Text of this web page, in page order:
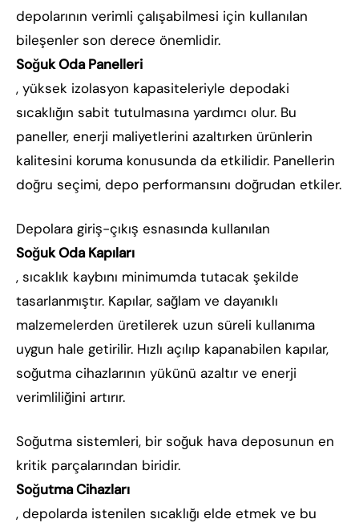
depolarının verimli çalışabilmesi için kullanılan
bileşenler son derece önemlidir.
Soğuk Oda Panelleri
, yüksek izolasyon kapasiteleriyle depodaki
sıcaklığın sabit tutulmasına yardımcı olur. Bu
paneller, enerji maliyetlerini azaltırken ürünlerin
kalitesini koruma konusunda da etkilidir. Panellerin
doğru seçimi, depo performansını doğrudan etkiler.
Depolara giriş-çıkış esnasında kullanılan
Soğuk Oda Kapıları
, sıcaklık kaybını minimumda tutacak şekilde
tasarlanmıştır. Kapılar, sağlam ve dayanıklı
malzemelerden üretilerek uzun süreli kullanıma
uygun hale getirilir. Hızlı açılıp kapanabilen kapılar,
soğutma cihazlarının yükünü azaltır ve enerji
verimliliğini artırır.
Soğutma sistemleri, bir soğuk hava deposunun en
kritik parçalarından biridir.
Soğutma Cihazları
, depolarda istenilen sıcaklığı elde etmek ve bu